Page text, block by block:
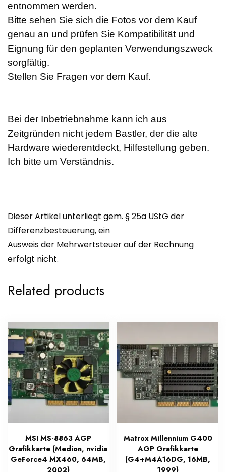
entnommen werden.
Bitte sehen Sie sich die Fotos vor dem Kauf
genau an und prüfen Sie Kompatibilität und
Eignung für den geplanten Verwendungszweck
sorgfältig.
Stellen Sie Fragen vor dem Kauf.
Bei der Inbetriebnahme kann ich aus
Zeitgründen nicht jedem Bastler, der die alte
Hardware wiederentdeckt, Hilfestellung geben.
Ich bitte um Verständnis.
Dieser Artikel unterliegt gem. § 25a UStG der
Differenzbesteuerung, ein
Ausweis der Mehrwertsteuer auf der Rechnung
erfolgt nicht.
Related products
MSI MS-8863 AGP
Grafikkarte (Medion, nvidia
GeForce4 MX460, 64MB,
2002)
Matrox Millennium G400
AGP Grafikkarte
(G4+M4A16DG, 16MB,
1999)